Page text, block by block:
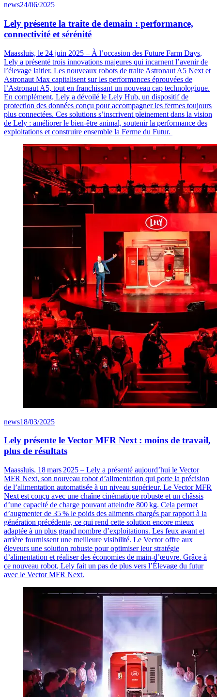
news24/06/2025
Lely présente la traite de demain : performance,
connectivité et sérénité
Maassluis, le 24 juin 2025 – À l’occasion des Future Farm Days,
Lely a présenté trois innovations majeures qui incarnent l’avenir de
l’élevage laitier. Les nouveaux robots de traite Astronaut A5 Next et
Astronaut Max capitalisent sur les performances éprouvées de
l’Astronaut A5, tout en franchissant un nouveau cap technologique.
En complément, Lely a dévoilé le Lely Hub, un dispositif de
protection des données conçu pour accompagner les fermes toujours
plus connectées. Ces solutions s’inscrivent pleinement dans la vision
de Lely : améliorer le bien-être animal, soutenir la performance des
exploitations et construire ensemble la Ferme du Futur.
news18/03/2025
Lely présente le Vector MFR Next : moins de travail,
plus de résultats
Maassluis, 18mars 2025 – Lely a présenté aujourd’hui le Vector
MFR Next, son nouveau robot d’alimentation qui porte la précision
de l’alimentation automatisée à un niveau supérieur. Le VectorMFR
Next est conçu avec une chaîne cinématique robuste et un châssis
d’une capacité de charge pouvant atteindre 800kg. Cela permet
d’augmenter de 35% le poids des aliments chargés par rapport à la
génération précédente, ce qui rend cette solution encore mieux
adaptée à un plus grand nombre d’exploitations. Les feux avant et
arrière fournissent une meilleure visibilité. Le Vectoroffre aux
éleveurs une solution robuste pour optimiser leur stratégie
d’alimentation et réaliser des économies de main-d’œuvre. Grâce à
ce nouveau robot, Lely fait un pas de plus vers l’Élevage du futur
avec le VectorMFR Next.